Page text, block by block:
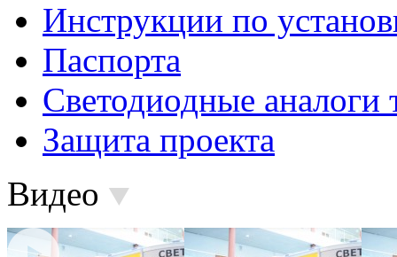
Инструкции по
Паспорта
Светодиодные аналоги
Защита проекта
Видео